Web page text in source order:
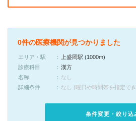
0件の医療機関が見つかりました
エリア・駅
上盛岡駅 (1000m)
診療科目
漢方
名称
なし
詳細条件
なし (曜日や時間帯を指定で
条件変更・絞り込